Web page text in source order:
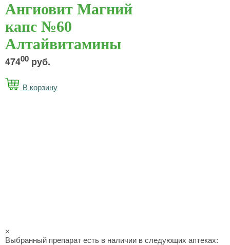
Ангиовит Магний
капс №60
Алтайвитамины
47400 руб.
В корзину
×
Выбранный препарат есть в наличии в следующих аптеках: